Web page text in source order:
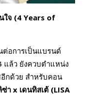
ใจ (4 Years of
ต่อการเป็นแบรนด์
แล้ว ยังควบตำแหน่ง
กด้วย สำหรับคอน
ซ่า x เดนทิสเต้ (LISA